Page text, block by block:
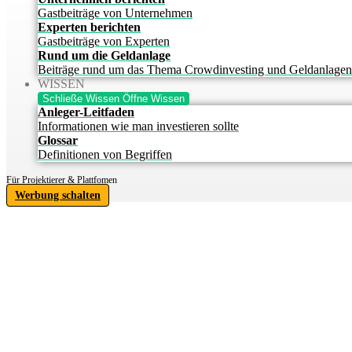
Gastbeiträge von Unternehmen
Experten berichten
Gastbeiträge von Experten
Rund um die Geldanlage
Beiträge rund um das Thema Crowdinvesting und Geldanlagen
WISSEN
Schließe Wissen Öffne Wissen
Anleger-Leitfaden
Informationen wie man investieren sollte
Glossar
Definitionen von Begriffen
Für Projektierer & Plattfomen
Werbung schalten